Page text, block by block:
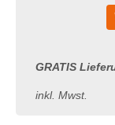
GRATIS
inkl. Mwst.